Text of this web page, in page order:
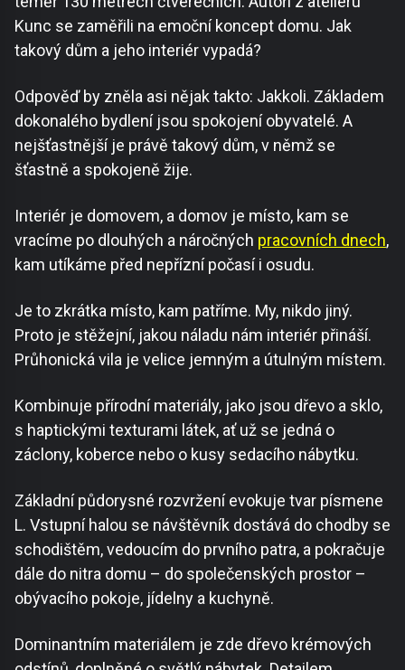
Kunc se zaměřili na emoční koncept domu. Jak
takový dům a jeho interiér vypadá?
Odpověď by zněla asi nějak takto: Jakkoli. Základem
dokonalého bydlení jsou spokojení obyvatelé. A
nejšťastnější je právě takový dům, v němž se
šťastně a spokojeně žije.
Interiér je domovem, a domov je místo, kam se
vracíme po dlouhých a náročných pracovních dnech,
kam utíkáme před nepřízní počasí i osudu.
Je to zkrátka místo, kam patříme. My, nikdo jiný.
Proto je stěžejní, jakou náladu nám interiér přináší.
Průhonická vila je velice jemným a útulným místem.
Kombinuje přírodní materiály, jako jsou dřevo a sklo,
s haptickými texturami látek, ať už se jedná o
záclony, koberce nebo o kusy sedacího nábytku.
Základní půdorysné rozvržení evokuje tvar písmene
L. Vstupní halou se návštěvník dostává do chodby se
schodištěm, vedoucím do prvního patra, a pokračuje
dále do nitra domu – do společenských prostor –
obývacího pokoje, jídelny a kuchyně.
Dominantním materiálem je zde dřevo krémových